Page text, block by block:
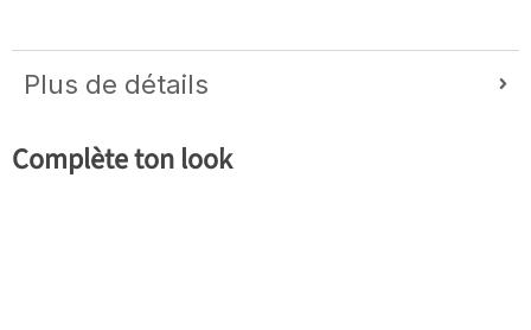
Plus de détails
Complète ton look